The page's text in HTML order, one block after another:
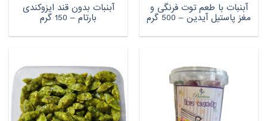
آبنبات با طعم توت فرنگی و
مغز پاستیل آیدین – 500 گرم
آبنبات بدون قند ایزوکندی
بارتام – 150 گرم